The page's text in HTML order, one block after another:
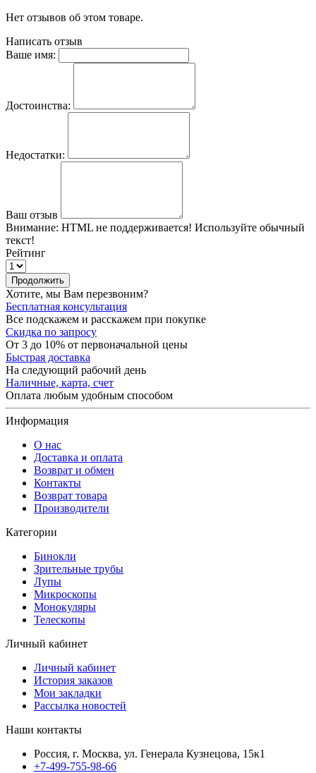
Нет отзывов об этом товаре.
Написать отзыв
Ваше имя:
Достоинства:
Недостатки:
Ваш отзыв
Внимание: HTML не поддерживается! Используйте обычный
текст!
Рейтинг
Продолжить
Хотите, мы Вам перезвоним?
Бесплатная консультация
Все подскажем и расскажем при покупке
Скидка по запросу
От 3 до 10% от первоначальной цены
Быстрая доставка
На следующий рабочий день
Наличные, карта, счет
Оплата любым удобным способом
Информация
О нас
Доставка и оплата
Возврат и обмен
Контакты
Возврат товара
Производители
Категории
Бинокли
Зрительные трубы
Лупы
Микроскопы
Монокуляры
Телескопы
Личный кабинет
Личный кабинет
История заказов
Мои закладки
Рассылка новостей
Наши контакты
Россия, г. Москва, ул. Генерала Кузнецова, 15к1
+7-499-755-98-66